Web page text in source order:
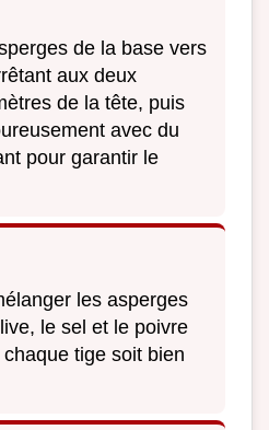
de la base vers
aux deux
de la tête, puis
avec du
pour garantir le
les asperges
le sel et le poivre
tige soit bien